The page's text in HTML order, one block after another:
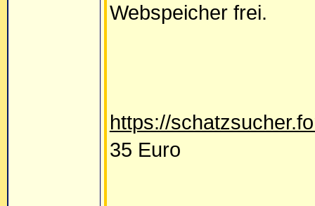
Webspeicher frei.
https://
35 Euro